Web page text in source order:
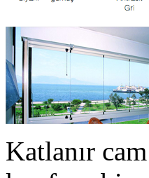
Katlanır